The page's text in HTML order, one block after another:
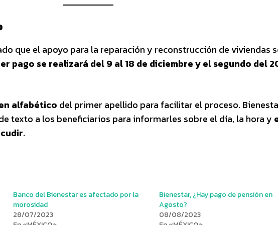
que el apoyo para la reparación y reconstrucción de viviendas
pago se realizará del 9 al 18 de diciembre y el segundo del
alfabético del primer apellido para facilitar el proceso.
texto a los beneficiarios para informarles sobre el día, la hora y
Banco del Bienestar es afectado por la
morosidad
28/07/2023
Bienestar, ¿Hay pago de pensión en
Agosto?
08/08/2023